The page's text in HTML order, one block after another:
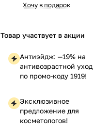
Хочу в подарок
Товар участвует в акции
Антиэйдж: —19% на
антивозрастной уход
по промо-коду 1919!
Эксклюзивное
предложение для
косметологов!